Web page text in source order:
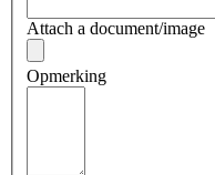
Attach a document/image
Opmerking